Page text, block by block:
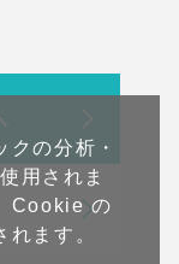
クの分析・
用されま
Cookie の
ます。